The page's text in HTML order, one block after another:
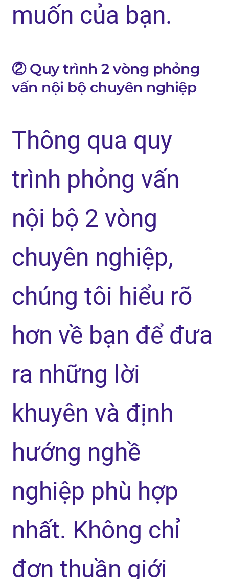
muốn của bạn.
② Quy trình 2 vòng phỏng
vấn nội bộ chuyên nghiệp
Thông qua quy
trình phỏng vấn
nội bộ 2 vòng
chuyên nghiệp,
chúng tôi hiểu rõ
hơn về bạn để đưa
ra những lời
khuyên và định
hướng nghề
nghiệp phù hợp
nhất. Không chỉ
đơn thuần giới